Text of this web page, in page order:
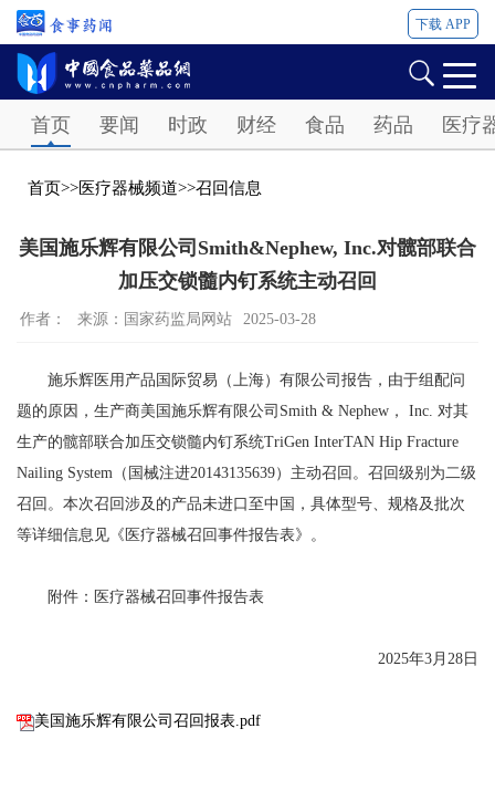
下载 APP
首页 要闻 时政 财经 食品 药品 医疗
首页>>医疗器械频道>>召回信息
美国施乐辉有限公司Smith&Nephew, Inc.对髋部联合
加压交锁髓内钉系统主动召回
作者： 来源：国家药监局网站 2025-03-28
施乐辉医用产品国际贸易（上海）有限公司报告，由于组配问
题的原因，生产商美国施乐辉有限公司Smith & Nephew， Inc. 对其
生产的髋部联合加压交锁髓内钉系统TriGen InterTAN Hip Fracture
Nailing System（国械注进20143135639）主动召回。召回级别为二级
召回。本次召回涉及的产品未进口至中国，具体型号、规格及批次
等详细信息见《医疗器械召回事件报告表》。
附件：医疗器械召回事件报告表
2025年3月28日
美国施乐辉有限公司召回报表.pdf